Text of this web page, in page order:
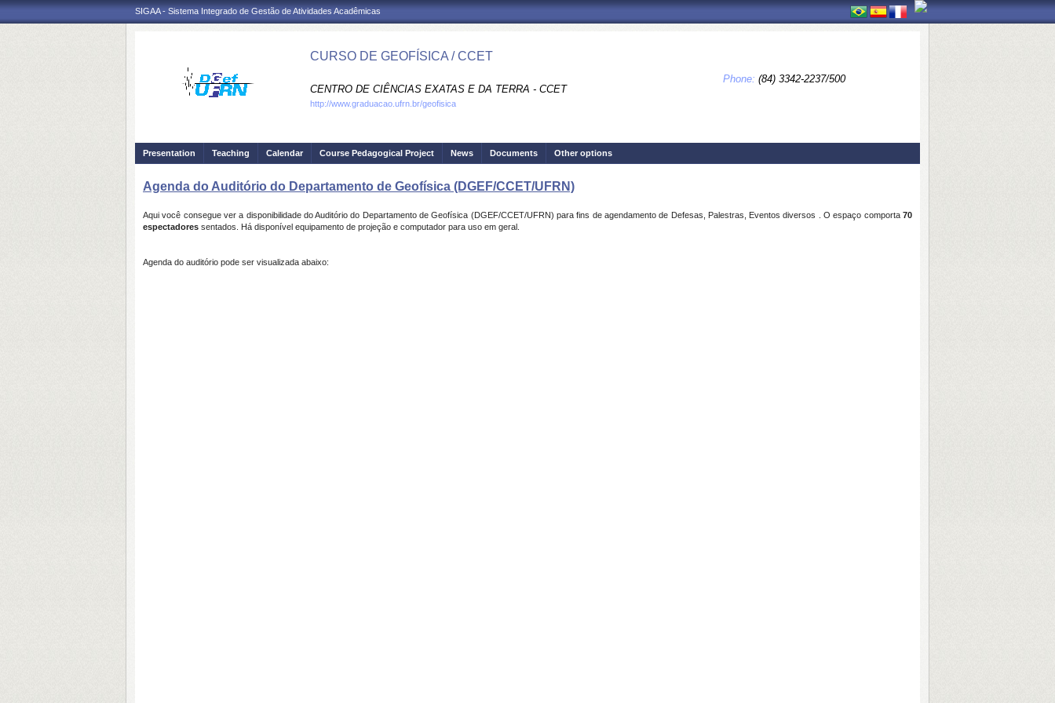
SIGAA - Sistema Integrado de Gestão de Atividades Acadêmicas
CURSO DE GEOFÍSICA / CCET
CENTRO DE CIÊNCIAS EXATAS E DA TERRA - CCET
Phone: (84) 3342-2237/500
http://www.graduacao.ufrn.br/geofisica
Presentation Teaching Calendar Course Pedagogical Project News Documents Other options
Agenda do Auditório do Departamento de Geofísica (DGEF/CCET/UFRN)
Aqui você consegue ver a disponibilidade do Auditório do Departamento de Geofísica (DGEF/CCET/UFRN) para fins de agendamento de Defesas, Palestras, Eventos diversos . O espaço comporta 70
espectadores sentados. Há disponível equipamento de projeção e computador para uso em geral.
Agenda do auditório pode ser visualizada abaixo: